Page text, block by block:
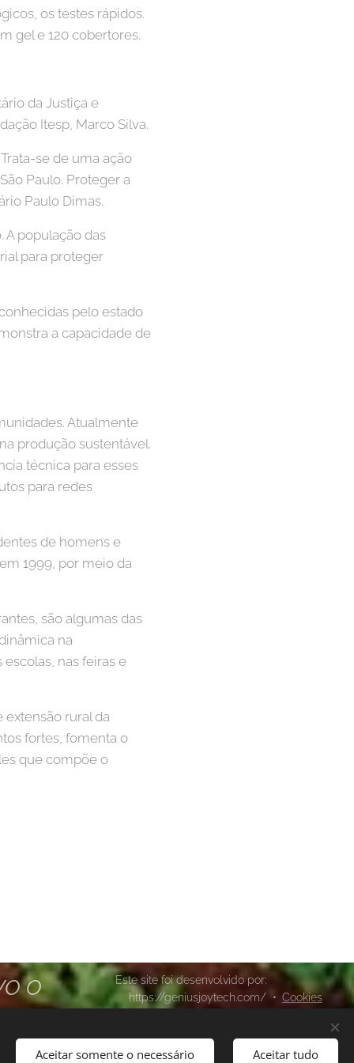
os testes rápidos.
gel e 120 cobertores.
da Justiça e
Itesp, Marco Silva.
se de uma ação
Paulo. Proteger a
Paulo Dimas.
A população das
para proteger
pelo estado
a capacidade de
Atualmente
produção sustentável.
técnica para esses
para redes
de homens e
1999, por meio da
são algumas das
na
nas feiras e
rural da
fortes, fomenta o
que compõe o
O
Este site foi desenvolvido por:
https://geniusjoytech.com/
Cookies
Aceitar somente o necessário Aceitar tudo